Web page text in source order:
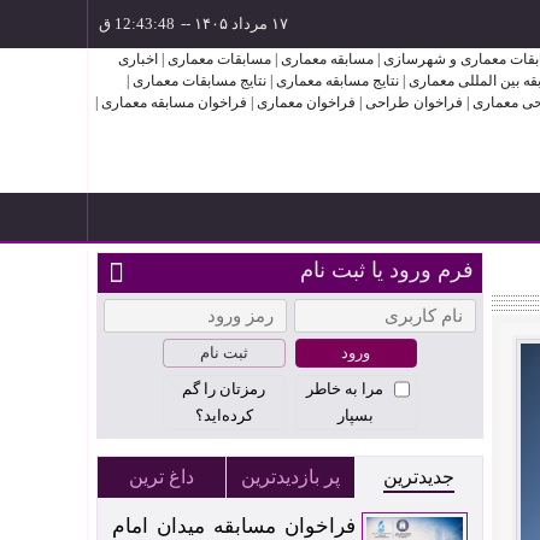
۱۷ مرداد ۱۴۰۵ --
فرم ورود یا ثبت نام
ثبت نام
مرا به خاطر
بسپار
رمزتان را گم
کرده‌اید؟
جدیدترین پر بازدیدترین داغ ترین
فراخوان مسابقه میدان امام